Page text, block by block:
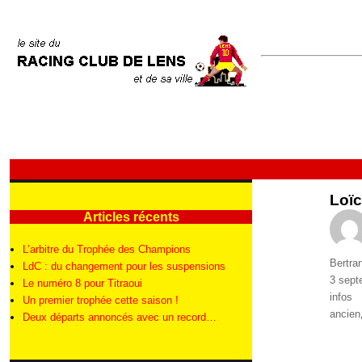
Auteur
Publié
le
3
infos
ancien,
Articles récents
L’arbitre du Trophée des Champions
LdC : du changement pour les suspensions
Le numéro 8 pour Titraoui
Un premier trophée cette saison !
Deux départs annoncés avec un record…